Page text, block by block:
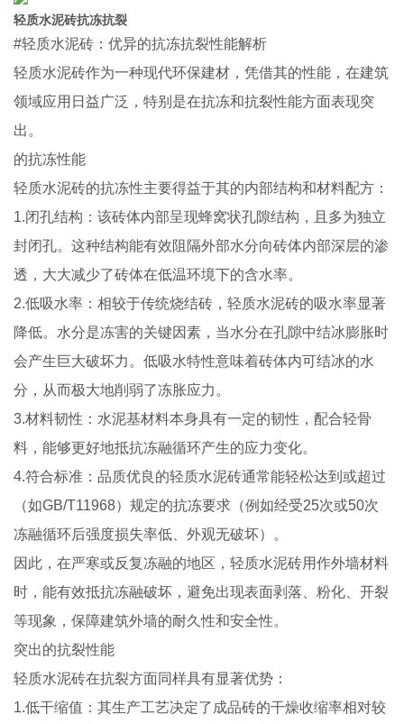
轻质水泥砖抗冻抗裂
#轻质水泥砖：优异的抗冻抗裂性能解析
轻质水泥砖作为一种现代环保建材，凭借其的性能，在建筑
领域应用日益广泛，特别是在抗冻和抗裂性能方面表现突
出。
的抗冻性能
轻质水泥砖的抗冻性主要得益于其的内部结构和材料配方：
1.闭孔结构：该砖体内部呈现蜂窝状孔隙结构，且多为独立
封闭孔。这种结构能有效阻隔外部水分向砖体内部深层的渗
透，大大减少了砖体在低温环境下的含水率。
2.低吸水率：相较于传统烧结砖，轻质水泥砖的吸水率显著
降低。水分是冻害的关键因素，当水分在孔隙中结冰膨胀时
会产生巨大破坏力。低吸水特性意味着砖体内可结冰的水
分，从而极大地削弱了冻胀应力。
3.材料韧性：水泥基材料本身具有一定的韧性，配合轻骨
料，能够更好地抵抗冻融循环产生的应力变化。
4.符合标准：品质优良的轻质水泥砖通常能轻松达到或超过
（如GB/T11968）规定的抗冻要求（例如经受25次或50次
冻融循环后强度损失率低、外观无破坏）。
因此，在严寒或反复冻融的地区，轻质水泥砖用作外墙材料
时，能有效抵抗冻融破坏，避免出现表面剥落、粉化、开裂
等现象，保障建筑外墙的耐久性和安全性。
突出的抗裂性能
轻质水泥砖在抗裂方面同样具有显著优势：
1.低干缩值：其生产工艺决定了成品砖的干燥收缩率相对较